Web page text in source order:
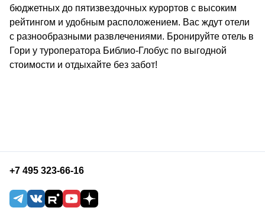
бюджетных до пятизвездочных курортов с высоким
рейтингом и удобным расположением. Вас ждут отели
c разнообразными развлечениями. Бронируйте отель в
Гори у туроператора Библио-Глобус по выгодной
стоимости и отдыхайте без забот!
+7 495 323-66-16